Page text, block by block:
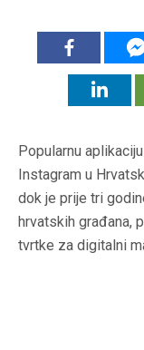
Popularnu
Instagram u
dok je prije tri
hrvatskih građana,
tvrtke za digitalni